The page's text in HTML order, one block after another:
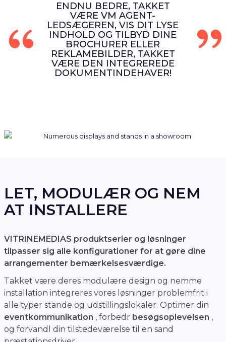
ENDNU BEDRE, TAKKET
VÆRE VM AGENT-
LEDSÆGEREN, VIS DIT LYSE
INDHOLD OG TILBYD DINE
BROCHURER ELLER
REKLAMEBILDER, TAKKET
VÆRE DEN INTEGREREDE
DOKUMENTINDEHAVER!
LET, MODULÆR OG NEM
AT INSTALLERE
VITRINEMEDIAS produktserier og løsninger
tilpasser sig alle konfigurationer for at gøre dine
arrangementer bemærkelsesværdige.
Takket være deres modulære design og nemme
installation integreres vores løsninger problemfrit i
alle typer stande og udstillingslokaler. Optimer din
eventkommunikation , forbedr besøgsoplevelsen ,
og forvandl din tilstedeværelse til en sand